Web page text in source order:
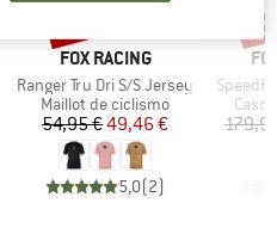
MARCA
FOX RACING
Artículo
Ranger Tru Dri S/S Jersey
Product group
Maillot de ciclismo
Precio
54,95 €Precio reducido
49,46 €
5,0(2)
Artículo